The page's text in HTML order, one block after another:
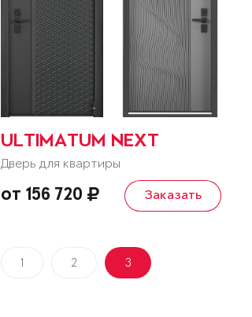
ULTIMATUM NEXT
Дверь для квартиры
от 156 720 Заказать
1 2 3